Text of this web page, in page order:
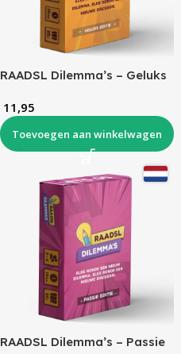
RAADSL Dilemma’s – Geluks
11,95
Toevoegen aan winkelwagen
RAADSL Dilemma’s – Passie